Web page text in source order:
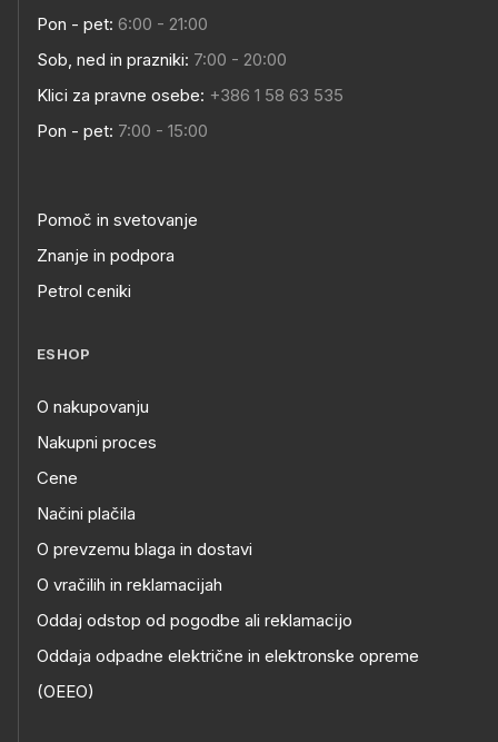
Pon - pet: 6:00 - 21:00
Sob, ned in prazniki: 7:00 - 20:00
Klici za pravne osebe: +386 1 58 63 535
Pon - pet: 7:00 - 15:00
Pomoč in svetovanje
Znanje in podpora
Petrol ceniki
ESHOP
O nakupovanju
Nakupni proces
Cene
Načini plačila
O prevzemu blaga in dostavi
O vračilih in reklamacijah
Oddaj odstop od pogodbe ali reklamacijo
Oddaja odpadne električne in elektronske opreme
(OEEO)